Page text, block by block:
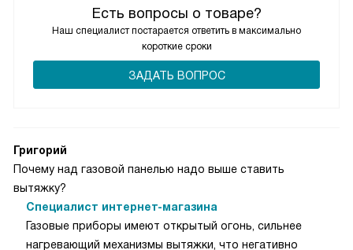
Есть вопросы о товаре?
Наш специалист постарается ответить в максимально
короткие сроки
ЗАДАТЬ ВОПРОС
Григорий
Почему над газовой панелью надо выше ставить
вытяжку?
Специалист интернет-магазина
Газовые приборы имеют открытый огонь, сильнее
нагревающий механизмы вытяжки, что негативно